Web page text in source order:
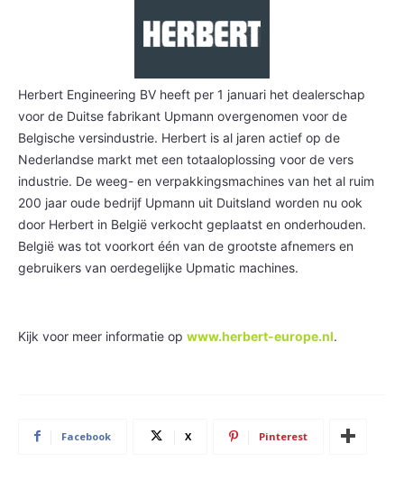
Herbert Engineering BV heeft per 1 januari het dealerschap
voor de Duitse fabrikant Upmann overgenomen voor de
Belgische versindustrie. Herbert is al jaren actief op de
Nederlandse markt met een totaaloplossing voor de vers
industrie. De weeg- en verpakkingsmachines van het al ruim
200 jaar oude bedrijf Upmann uit Duitsland worden nu ook
door Herbert in België verkocht geplaatst en onderhouden.
België was tot voorkort één van de grootste afnemers en
gebruikers van oerdegelijke Upmatic machines.
Kijk voor meer informatie op www.herbert-europe.nl.
Facebook X Pinterest